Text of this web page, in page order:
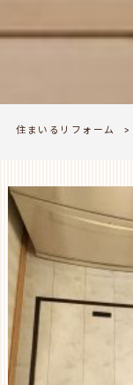
住まいるリフォーム >